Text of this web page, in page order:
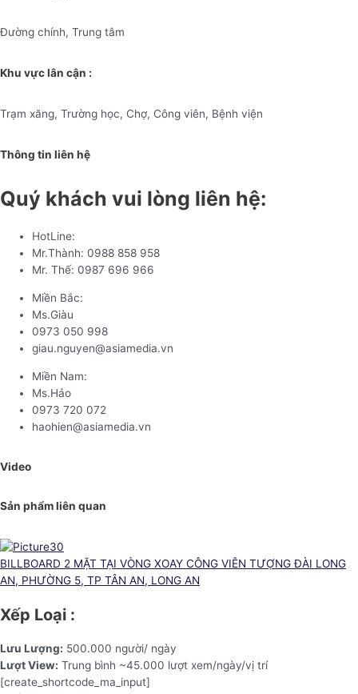
Đường chính, Trung tâm
Khu vực lân cận :
Trạm xăng, Trường học, Chợ, Công viên, Bệnh viện
Thông tin liên hệ
Quý khách vui lòng liên hệ:
HotLine:
Mr.Thành: 0988 858 958
Mr. Thế: 0987 696 966
Miền Bắc:
Ms.Giàu
0973 050 998
giau.nguyen@asiamedia.vn
Miền Nam:
Ms.Hảo
0973 720 072
haohien@asiamedia.vn
Video
Sản phẩm liên quan
BILLBOARD 2 MẶT TẠI VÒNG XOAY CÔNG VIÊN TƯỢNG ĐÀI LONG
AN, PHƯỜNG 5, TP TÂN AN, LONG AN
Xếp Loại :
Lưu Lượng: 500.000 người/ ngày
Lượt View: Trung bình ~45.000 lượt xem/ngày/vị trí
[create_shortcode_ma_input]